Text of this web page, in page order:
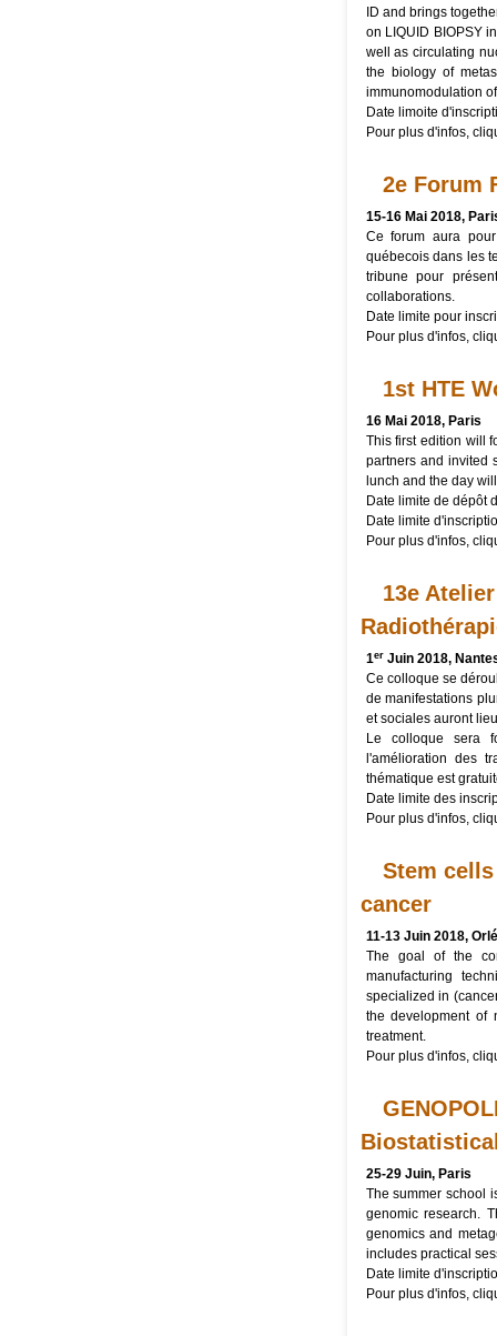
ID and brings
on LIQUID BIOPSY
well as circulating
the biology of
immunomodulation
Date limoite
Pour plus d'infos,
2e Forum
15-16 Mai 2018,
Ce forum aura
québecois dans les
tribune pour
collaborations.
Date limite pour
Pour plus d'infos,
1st HTE
16 Mai 2018, Paris
This first edition will
partners and invited
lunch and the day
Date limite de dépôt
Date limite
Pour plus d'infos,
13e
1erJuin 2018,
Ce colloque se
de manifestations
et sociales auront
Le colloque sera
l'amélioration des
thématique est
Date limite des
Pour plus d'infos,
Stem
cancer
11-13 Juin 2018,
The goal of the
manufacturing
specialized in
the development of
treatment.
Pour plus d'infos,
25-29 Juin, Paris
The summer school
genomic research.
genomics and
includes practical
Date limite
Pour plus d'infos,